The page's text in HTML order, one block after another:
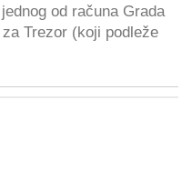
od računa Grada
Trezor (koji podleže